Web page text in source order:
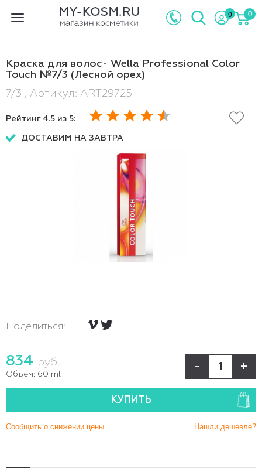
Toggle
0 0
Краска для волос- Wella Professional Color
Touch №7/3 (Лесной орех)
7/3 , Артикул: ART29725
Рейтинг 4.5 из 5:
ДОСТАВИМ НА ЗАВТРА
Поделиться:
834 руб.
Объем: 60 ml
- +
КУПИТЬ
Нашли дешевле?
Сообщить о снижении цены